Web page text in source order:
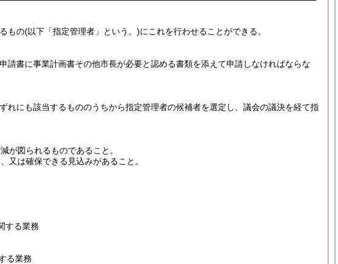
もの(以下「指定管理者」という。)にこれを行わせることができる。
請書に事業計画書その他市長が必要と認める書類を添えて申請しなければならな
れにも該当するもののうちから指定管理者の候補者を選定し、議会の議決を経て指
が図られるものであること。
又は確保できる見込みがあること。
する業務
る業務